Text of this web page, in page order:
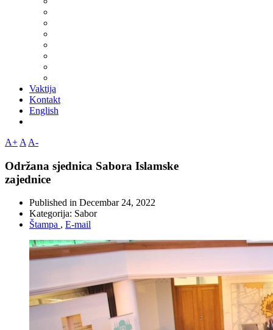
Vaktija
Kontakt
English
A+ A A-
Održana sjednica Sabora Islamske
zajednice
Published in Decembar 24, 2022
Kategorija: Sabor
Štampa , E-mail